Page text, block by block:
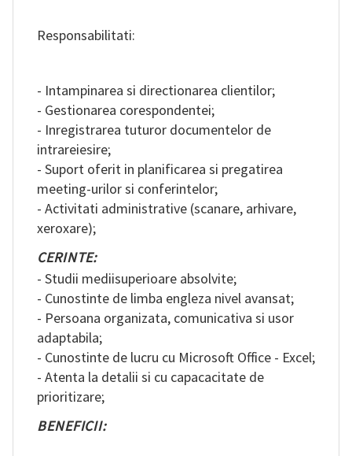
Responsabilitati:
- Intampinarea si directionarea clientilor;
- Gestionarea corespondentei;
- Inregistrarea tuturor documentelor de
intrareiesire;
- Suport oferit in planificarea si pregatirea
meeting-urilor si conferintelor;
- Activitati administrative (scanare, arhivare,
xeroxare);
CERINTE:
- Studii mediisuperioare absolvite;
- Cunostinte de limba engleza nivel avansat;
- Persoana organizata, comunicativa si usor
adaptabila;
- Cunostinte de lucru cu Microsoft Office - Excel;
- Atenta la detalii si cu capacacitate de
prioritizare;
BENEFICII: